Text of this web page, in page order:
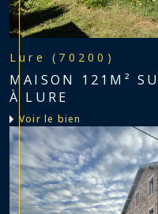
Lure (70200)
MAISON 121M²
À LURE
voir le bien